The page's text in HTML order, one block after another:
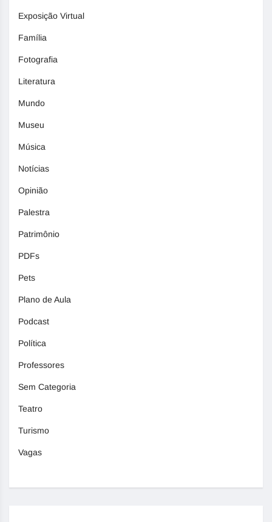
Exposição Virtual
Família
Fotografia
Literatura
Mundo
Museu
Música
Notícias
Opinião
Palestra
Patrimônio
PDFs
Pets
Plano de Aula
Podcast
Política
Professores
Sem Categoria
Teatro
Turismo
Vagas